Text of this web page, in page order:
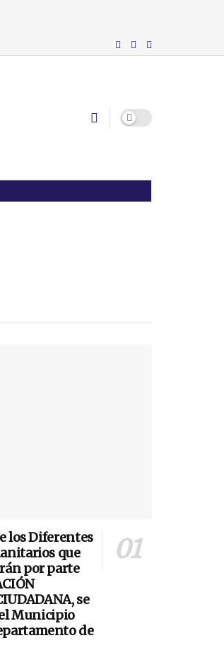
los Diferentes
que
por parte
se
Municipio
de